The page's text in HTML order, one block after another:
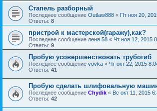
Стапель разборный
Последнее сообщение Outlaw888 « Пт ноя 20,
Ответы: 8
пристрой к мастерской(гаражу),как?
Последнее сообщение леня 58 « Чт ноя 12, 2015
Ответы: 9
Пробую усовершенствовать трубогиб
Последнее сообщение vovka « Чт окт 22, 2015
Ответы: 41
Пробую сделать шлифовальную
Последнее сообщение Chydik « Вс окт 11, 2015
Ответы: 42